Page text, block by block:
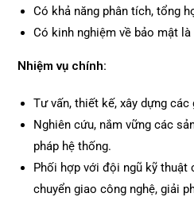
Có khả năng phân tích, tổng
Có kinh nghiệm về bảo mật
Nhiệm vụ chính:
Tư vấn, thiết kế, xây dựng các
Nghiên cứu, nắm vững các
pháp hệ thống.
Phối hợp với đội ngũ kỹ thuật
chuyển giao công nghệ, giải